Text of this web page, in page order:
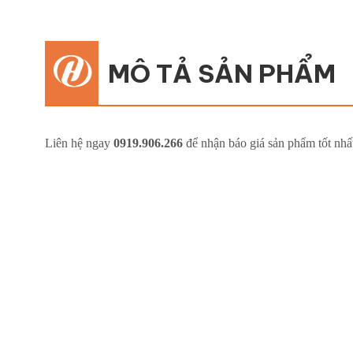
MÔ TẢ SẢN PHẨM
Liên hệ ngay 0919.906.266 để nhận báo giá sản phẩm tốt